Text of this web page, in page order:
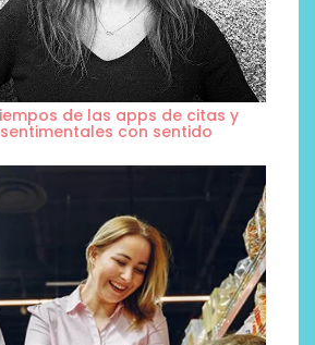
de las apps de citas y
con sentido